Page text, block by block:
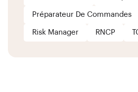
Préparateur De Commandes
Risk Manager RNCP